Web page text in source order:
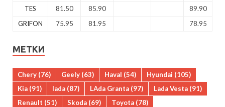
TES
81.50 85.90
89.90
GRIFON
75.95 81.95 78.95
МЕТКИ
Chery (76) Geely (63) Haval (54) Hyundai (105)
Kia (91) lada (87) LAda Granta (97) Lada Vesta (91)
Renault (51) Skoda (69) Toyota (78)